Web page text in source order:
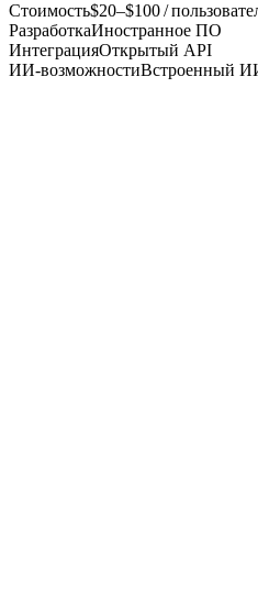
Стоимость$20–$100 /
РазработкаИностранное ПО
ИнтеграцияОткрытый API
ИИ-возможностиВстроенный